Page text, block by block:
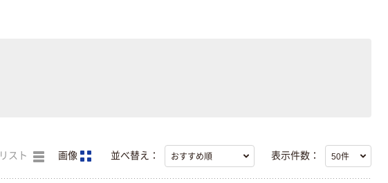
リスト 画像 並べ替え： 表示件数：